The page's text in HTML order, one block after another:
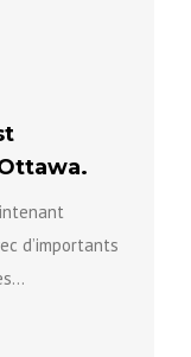
d’importants